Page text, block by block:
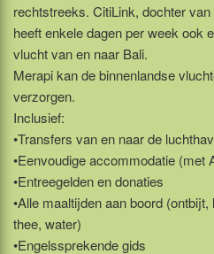
rechtstreeks. CitiLink, dochter van
heeft enkele dagen per week ook
vlucht van en naar Bali.
Merapi kan de binnenlandse
verzorgen.
Inclusief:
•Transfers van en naar de
•Eenvoudige accommodatie (met
•Entreegelden en donaties
•Alle maaltijden aan boord
thee, water)
•Engelssprekende gids